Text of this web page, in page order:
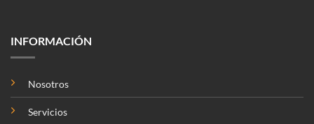
INFORMACIÓN
Nosotros
Servicios